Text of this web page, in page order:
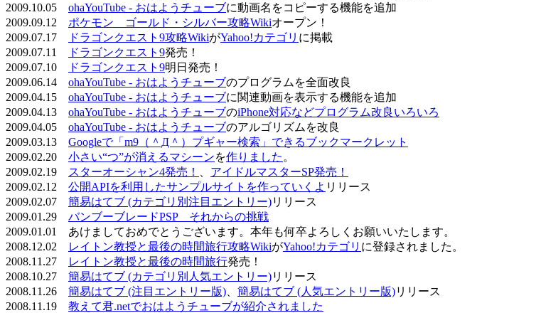
2009.10.05 ohaYouTube - おはようチューブに動画名をコピーする機能を追加
2009.09.12 ポケモン ゴールド・シルバー攻略Wikiオープン！
2009.07.17
ドラゴンクエスト9攻略WikiがYahoo!カテゴリ に掲載
2009.07.11
ドラゴンクエスト9発売！
2009.07.10
ドラゴンクエスト9明日発売！
2009.06.14 ohaYouTube - おはようチューブのプログラムを全面改良
2009.04.15 ohaYouTube - おはようチューブに関連動画を表示する機能を追加
2009.04.13 ohaYouTube - おはようチューブのiPhone対応などプログラム改良いろいろ
2009.04.05 ohaYouTube - おはようチューブのアルゴリズムを改良
2009.03.13 Googleで「m9（＾Д＾）プギャー検索」できるブックマークレット
2009.02.20 小さい“つ”が消えるマシーンを作りました 。
2009.02.19
スターオーシャン4発売！
アイドルマスターSP発売！
2009.02.12 公開APIを利用したサンプルサイトを作っていくよ リリース
2009.02.07 簡易はてブ (カテゴリ別注目エントリー)リリース
2009.01.29 バンブーブレードPSP それからの挑戦
2009.01.01 あけましておめでとうございます。本年も何卒よろしくお願いいたします。
2008.12.02
レイトン教授と最後の時間旅行攻略WikiがYahoo!カテゴリ に登録されました。
2008.11.27
レイトン教授と最後の時間旅行発売！
2008.10.27 簡易はてブ (カテゴリ別人気エントリー)リリース
2008.11.26 簡易はてブ (注目エントリー版) 簡易はてブ (人気エントリー版)リリース
2008.11.19 教えて君.netでおはようチューブが紹介されました